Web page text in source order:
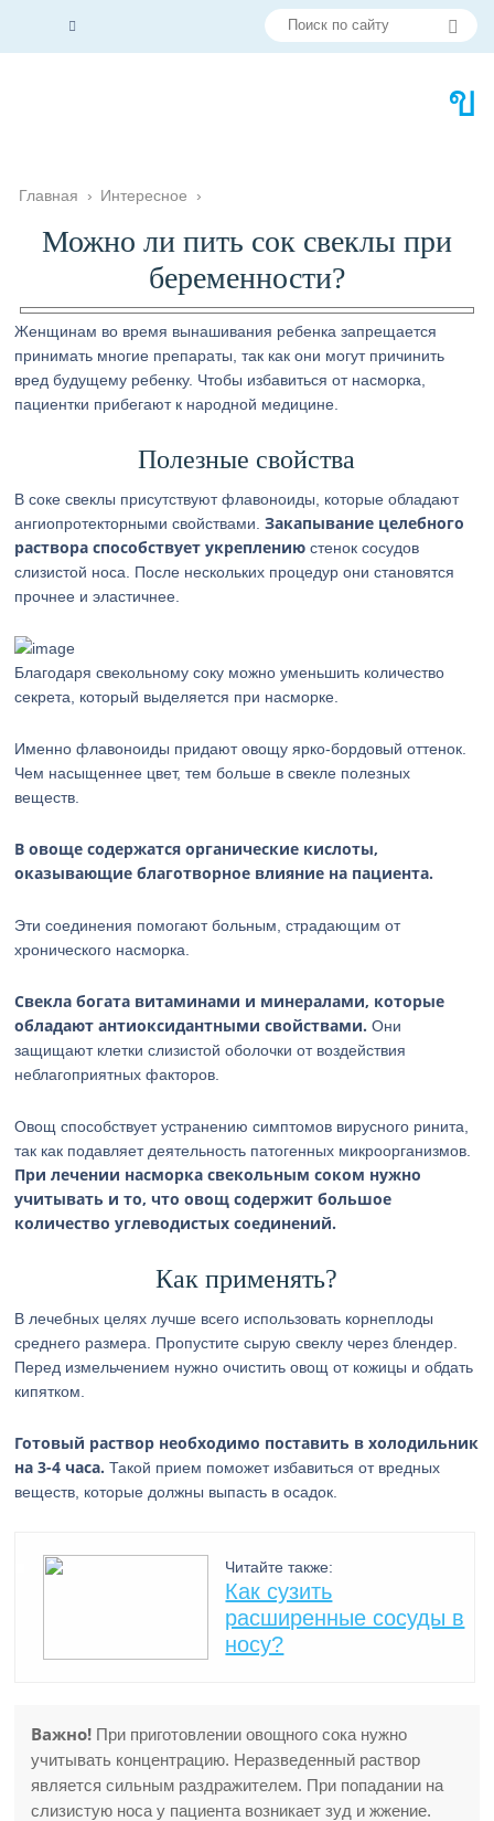
Главная › Интересное ›
Можно ли пить сок свеклы при
беременности?
Женщинам во время вынашивания ребенка запрещается
принимать многие препараты, так как они могут причинить
вред будущему ребенку. Чтобы избавиться от насморка,
пациентки прибегают к народной медицине.
Полезные свойства
В соке свеклы присутствуют флавоноиды, которые обладают
ангиопротекторными свойствами.Закапывание целебного
раствора способствует укреплению стенок сосудов
слизистой носа. После нескольких процедур они становятся
прочнее и эластичнее.
Благодаря свекольному соку можно уменьшить количество
секрета, который выделяется при насморке.
Именно флавоноиды придают овощу ярко-бордовый оттенок.
Чем насыщеннее цвет, тем больше в свекле полезных
веществ.
В овоще содержатся органические кислоты,
оказывающие благотворное влияние на пациента.
Эти соединения помогают больным, страдающим от
хронического насморка.
Свекла богата витаминами и минералами, которые
обладают антиоксидантными свойствами.Они
защищают клетки слизистой оболочки от воздействия
неблагоприятных факторов.
Овощ способствует устранению симптомов вирусного ринита,
так как подавляет деятельность патогенных микроорганизмов.
При лечении насморка свекольным соком нужно
учитывать и то, что овощ содержит большое
количество углеводистых соединений.
Как применять?
В лечебных целях лучше всего использовать корнеплоды
среднего размера. Пропустите сырую свеклу через блендер.
Перед измельчением нужно очистить овощ от кожицы и обдать
кипятком.
Готовый раствор необходимо поставить в холодильник
на 3-4 часа. Такой прием поможет избавиться от вредных
веществ, которые должны выпасть в осадок.
Читайте также:
Как сузить
расширенные сосуды в
носу?
Важно! При приготовлении овощного сока нужно
учитывать концентрацию. Неразведенный раствор
является сильным раздражителем. При попадании на
слизистую носа у пациента возникает зуд и жжение.